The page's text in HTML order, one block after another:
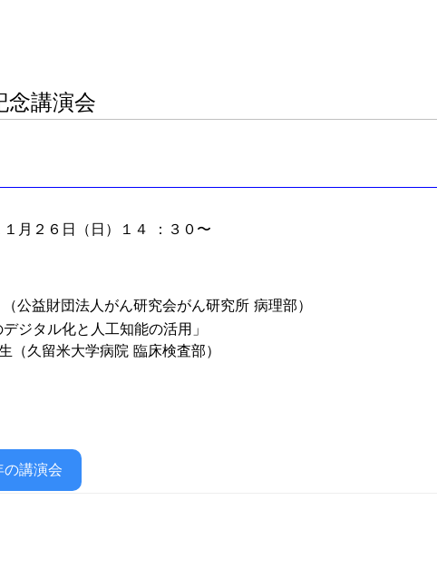
念講演会
月２６日（日）１４ ：３０〜
益財団法人がん研究会がん研究所 病理部）
タル化と人工知能の活用」
久留米大学病院 臨床検査部）
の講演会